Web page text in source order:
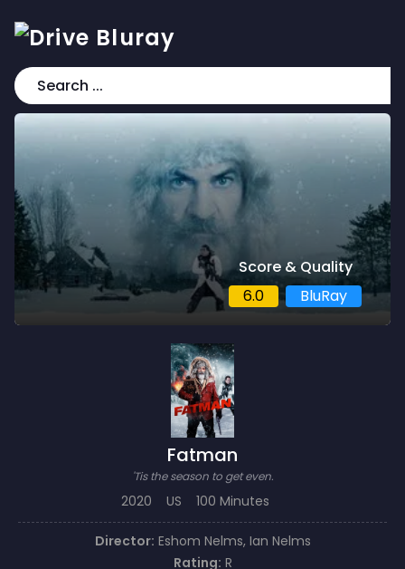
Score & Quality
6.0
BluRay
Fatman
'Tis the season to get even.
2020 US 100 Minutes
Director: Eshom Nelms, Ian Nelms
Rating: R